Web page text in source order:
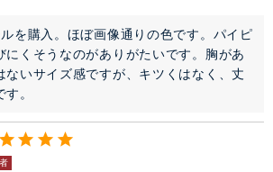
を購入。ほぼ画像通りの色です。パイピ
にくそうなのがありがたいです。胸があ
ないサイズ感ですが、キツくはなく、丈
。